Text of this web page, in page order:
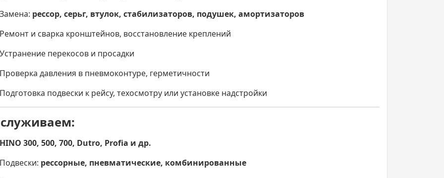
Замена: рессор, серьг, втулок, стабилизаторов, подушек, амортизаторов
Ремонт и сварка кронштейнов, восстановление креплений
Устранение перекосов и просадки
Проверка давления в пневмоконтуре, герметичности
Подготовка подвески к рейсу, техосмотру или установке надстройки
HINO 300, 500, 700, Dutro, Profia и др.
Подвески: рессорные, пневматические, комбинированные